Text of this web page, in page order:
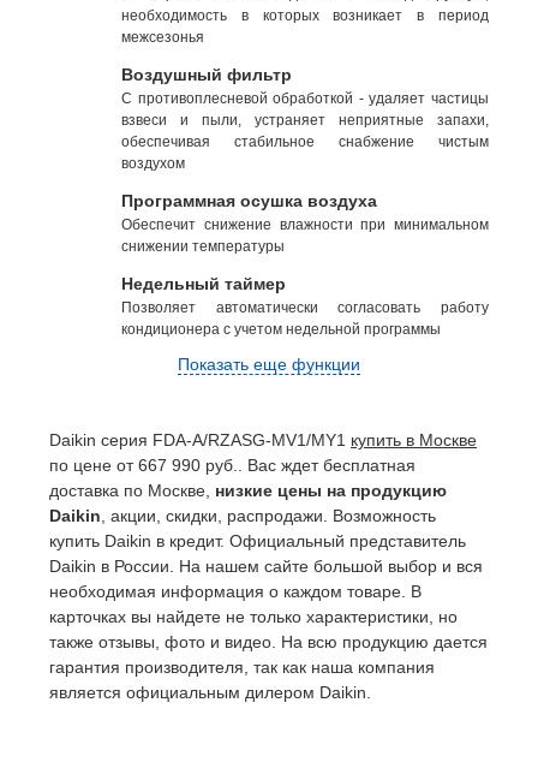
необходимость в которых возникает в период
межсезонья
Воздушный фильтр
С противоплесневой обработкой - удаляет частицы
взвеси и пыли, устраняет неприятные запахи,
обеспечивая стабильное снабжение чистым
воздухом
Программная осушка воздуха
Обеспечит снижение влажности при минимальном
снижении температуры
Недельный таймер
Позволяет автоматически согласовать работу
кондиционера с учетом недельной программы
Показать еще функции
Daikin серия FDA-A/RZASG-MV1/MY1 купить в Москве
по цене от 667 990 руб.. Вас ждет бесплатная
доставка по Москве, низкие цены на продукцию
Daikin , акции, скидки, распродажи. Возможность
купить Daikin в кредит. Официальный представитель
Daikin в России. На нашем сайте большой выбор и вся
необходимая информация о каждом товаре. В
карточках вы найдете не только характеристики, но
также отзывы, фото и видео. На всю продукцию дается
гарантия производителя, так как наша компания
является официальным дилером Daikin.